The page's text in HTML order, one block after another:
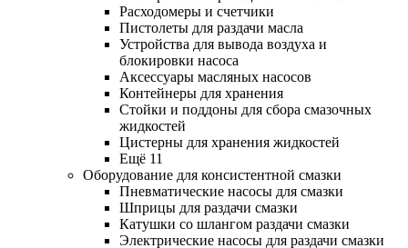
Расходомеры и счетчики
Пистолеты для раздачи масла
Устройства для вывода воздуха и
блокировки насоса
Аксессуары масляных насосов
Контейнеры для хранения
Стойки и поддоны для сбора смазочных
жидкостей
Цистерны для хранения жидкостей
Ещё 11
Оборудование для консистентной смазки
Пневматические насосы для смазки
Шприцы для раздачи смазки
Катушки со шлангом раздачи смазки
Электрические насосы для раздачи смазки